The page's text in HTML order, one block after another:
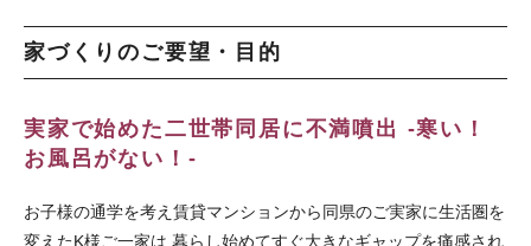
家づくりのご要望・目的
実家で始めた二世帯同居に不満噴出 -寒い！
お風呂がない！-
お子様の通学を考え賃貸マンションから同県のご実家に生活圏を
変えたK様ご一家は 暮らし始めてすぐ大きなギャップを痛感され